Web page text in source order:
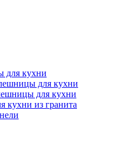
для кухни
для кухни
для кухни
кухни из гранита